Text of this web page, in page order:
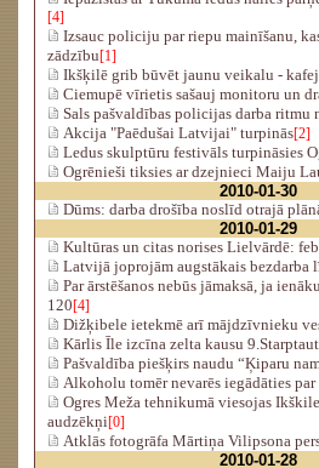
[4]
Izsauc policiju par riepu mainīšanu,
zādzību[1]
Ikšķilē grib būvēt jaunu veikalu -
Ciemupē vīrietis sašauj monitoru un
Sals pašvaldības policijas darba ritmu
Akcija "Paēdušai Latvijai" turpinās[2]
Ledus skulptūru festivāls turpināsies
Ogrēnieši tiksies ar dzejnieci Maiju
2010-01-30
Dūms: darba drošība noslīd otrajā
2010-01-29
Kultūras un citas norises Lielvārdē:
Latvijā joprojām augstākais bezdarba
Par ārstēšanos nebūs jāmaksā, ja
120[4]
Dižķibele ietekmē arī mājdzīvnieku
Kārlis Īle izcīna zelta kausu
Pašvaldība piešķirs naudu “Ķiparu
Alkoholu tomēr nevarēs iegādāties
Ogres Meža tehnikumā viesojas
audzēkņi[0]
Atklās fotogrāfa Mārtiņa Vilipsona
2010-01-28